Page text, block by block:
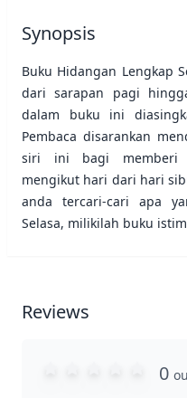
Synopsis
Buku Hidangan Lengkap
dari sarapan pagi
dalam buku ini
Pembaca disarankan
siri ini bagi memberi
mengikut hari dari hari
anda tercari-cari apa
Selasa, milikilah buku
Reviews
0